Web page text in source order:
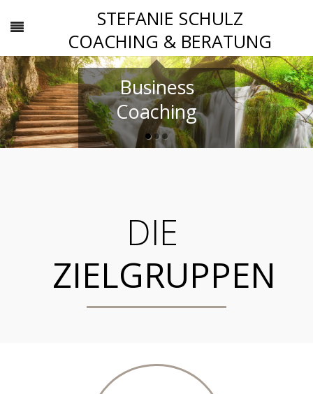
STEFANIE SCHULZ
COACHING & BERATUNG
Business
Coaching
Bewerbertraining
DIE
ZIELGRUPPEN